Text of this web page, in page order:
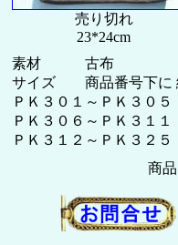
売り切れ
23*24cm
素材 古布
サイズ 商品番号下に
ＰＫ３０１～ＰＫ３０
ＰＫ３０６～ＰＫ３１
ＰＫ３１２～ＰＫ３２
商